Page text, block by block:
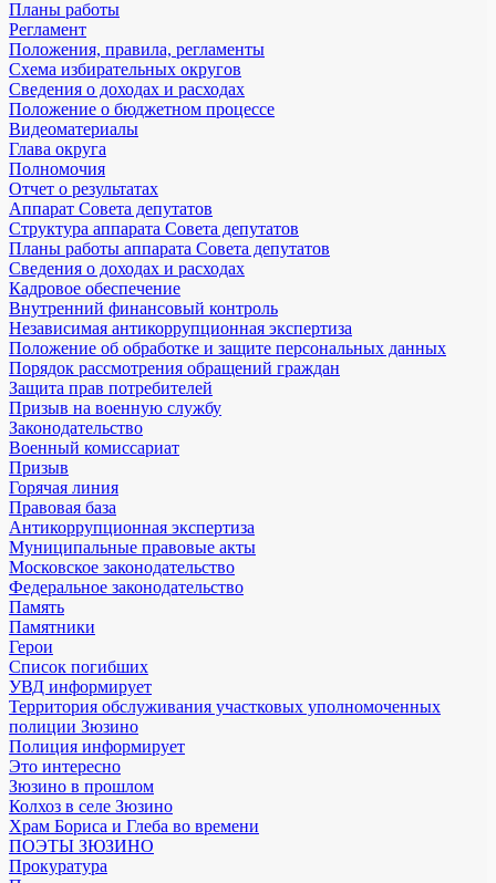
Планы работы
Регламент
Положения, правила, регламенты
Схема избирательных округов
Сведения о доходах и расходах
Положение о бюджетном процессе
Видеоматериалы
Глава округа
Полномочия
Отчет о результатах
Аппарат Совета депутатов
Структура аппарата Совета депутатов
Планы работы аппарата Совета депутатов
Сведения о доходах и расходах
Кадровое обеспечение
Внутренний финансовый контроль
Независимая антикоррупционная экспертиза
Положение об обработке и защите персональных данных
Порядок рассмотрения обращений граждан
Защита прав потребителей
Призыв на военную службу
Законодательство
Военный комиссариат
Призыв
Горячая линия
Правовая база
Антикоррупционная экспертиза
Муниципальные правовые акты
Московское законодательство
Федеральное законодательство
Память
Памятники
Герои
Список погибших
УВД информирует
Территория обслуживания участковых уполномоченных
полиции Зюзино
Полиция информирует
Это интересно
Зюзино в прошлом
Колхоз в селе Зюзино
Храм Бориса и Глеба во времени
ПОЭТЫ ЗЮЗИНО
Прокуратура